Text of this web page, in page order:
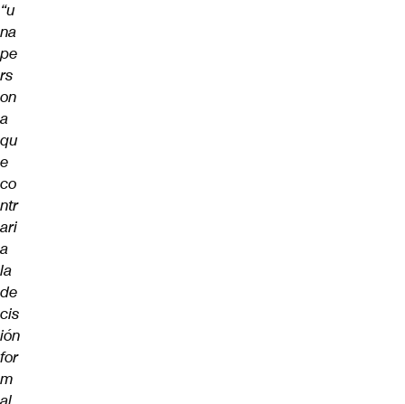
“u
na
pe
rs
on
a
qu
e
co
ntr
ari
a
la
de
cis
ión
for
m